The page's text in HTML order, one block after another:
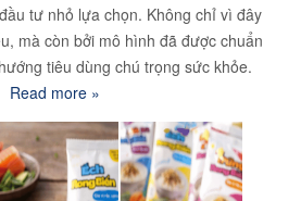
tư nhỏ lựa chọn. Không chỉ vì đây
mà còn bởi mô hình đã được chuẩn
tiêu dùng chú trọng sức khỏe.
Read more »